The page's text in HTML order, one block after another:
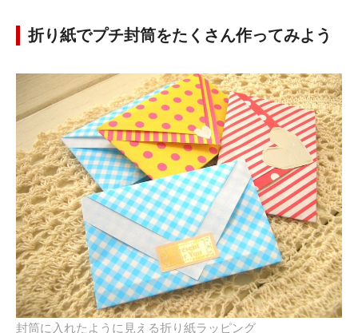
折り紙でプチ封筒をたくさん作ってみよう
封筒に入れたように見える折り紙ラッピング